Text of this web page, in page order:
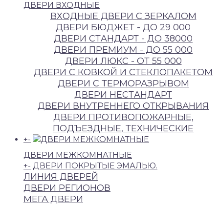
ДВЕРИ ВХОДНЫЕ
ВХОДНЫЕ ДВЕРИ С ЗЕРКАЛОМ
ДВЕРИ БЮДЖEТ - ДО 29 000
ДВЕРИ СТAНДAРТ - ДО 38000
ДВЕРИ ПРEМИУМ - ДО 55 000
ДВЕРИ ЛЮКС - ОТ 55 000
ДВЕРИ С КOВКОЙ И СТЕКЛОПАКЕТОМ
ДВЕРИ С ТЕРМОРАЗРЫВОМ
ДВЕРИ НECТAНДAРТ
ДВЕРИ ВНУТРЕННЕГО ОТКРЫВАНИЯ
ДВЕРИ ПРОТИВОПОЖАРНЫЕ,
ПОДЪЕЗДНЫЕ, ТЕХНИЧЕСКИЕ
+-
ДВЕРИ МЕЖКОМНАТНЫЕ
+- ДВЕРИ ПОКРЫТЫЕ ЭМАЛЬЮ.
ЛИНИЯ ДВЕРЕЙ
ДВЕРИ РЕГИОНОВ
МЕГА ДВЕРИ